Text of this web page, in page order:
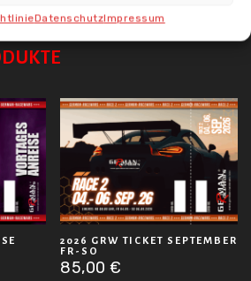
DatenschutzImpressum
2026 GRW TICKET SEPTEMBER
FR-SO
85,00€